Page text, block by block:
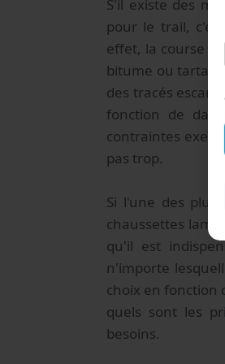
S'il existe des
pour le trail,
effet, la course
bitume ou tartan.
des tracés
fonction de
contraintes
pas trop.
Si l'une des plus
chaussettes
qu'il est
n'importe
choix en fonction
quels sont les
besoins.